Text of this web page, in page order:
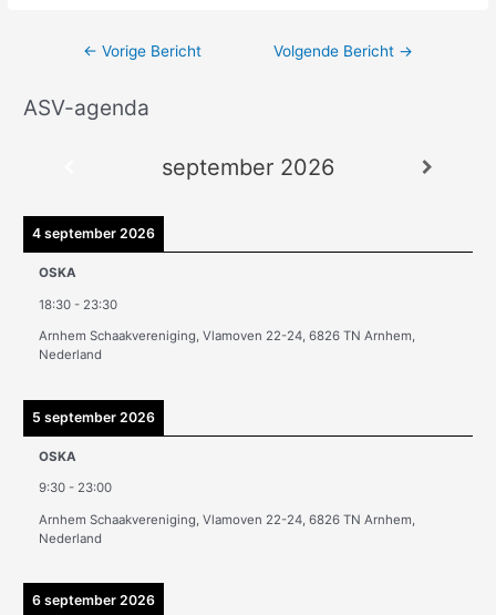
← Vorige Bericht Volgende Bericht →
ASV-agenda
september 2026
4 september 2026
OSKA
18:30 - 23:30
Arnhem Schaakvereniging, Vlamoven 22-24, 6826 TN Arnhem,
Nederland
5 september 2026
OSKA
9:30 - 23:00
Arnhem Schaakvereniging, Vlamoven 22-24, 6826 TN Arnhem,
Nederland
6 september 2026
A
e